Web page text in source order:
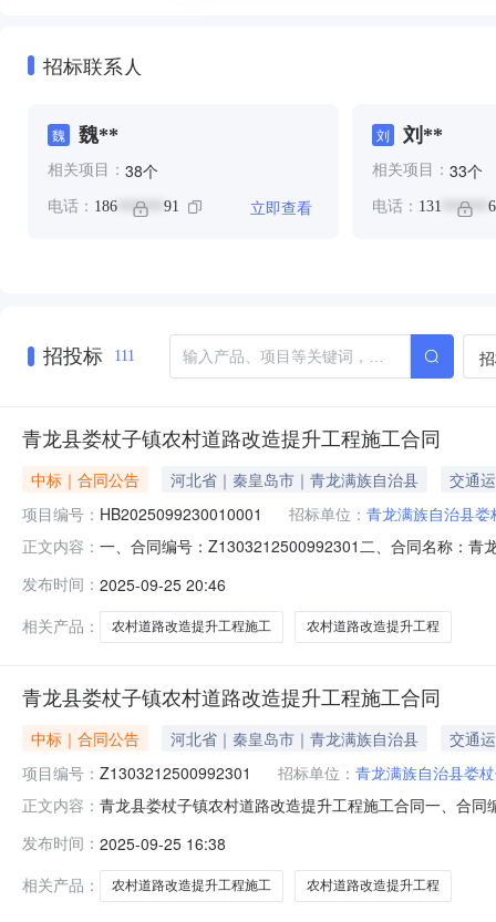
招标联系人
魏 魏**
相关项目： 38个
电话： 186 ****** 91 立即查看
刘 刘**
相关项目： 33个
电话： 131 ******
招投标 111
青龙县娄杖子镇农村道路改造提升工程施工合同
中标｜合同公告 河北省｜秦皇岛市｜青龙满族自治县
交通
项目编号： HB2025099230010001 招标单位： 青龙满族自治县
正文内容： 一、合同编号：Z1303212500992301二、合同名称：青
程有限公司地址：河北省邯郸市丛台区丰收路与幸福路
发布时间： 2025-09-25 20:46
相关产品：
农村道路改造提升工程施工 农村道路改造提升工程
青龙县娄杖子镇农村道路改造提升工程施工合同
中标｜合同公告 河北省｜秦皇岛市｜青龙满族自治县
交通
项目编号： Z1303212500992301 招标单位： 青龙满族自治县娄
正文内容： 青龙县娄杖子镇农村道路改造提升工程施工合同一、合
式：耿茉供应商：河北瓴荣建筑工程有限公司null地址：
发布时间： 2025-09-25 16:38
相关产品：
农村道路改造提升工程施工 农村道路改造提升工程